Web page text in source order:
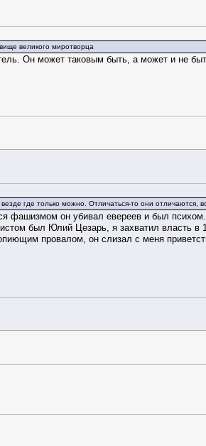
великого миротворца
Он может таковым быть, а может и не
где только можно. Отличаться-то они
фашизмом он убивал евереев и был
был Юлий Цезарь, я захватил власть
провалом, он слизал с меня